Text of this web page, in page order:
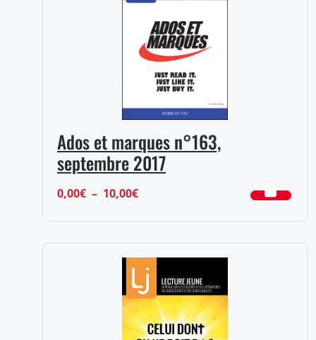
Ados et marques n°163,
septembre 2017
0,00€ – 10,00€Plage
0,00€
à
10,00€